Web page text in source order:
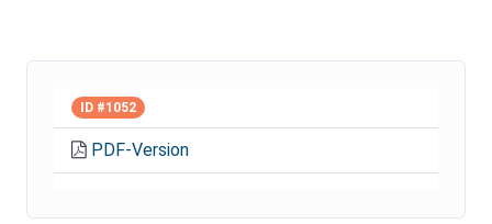
ID #1052
PDF-Version